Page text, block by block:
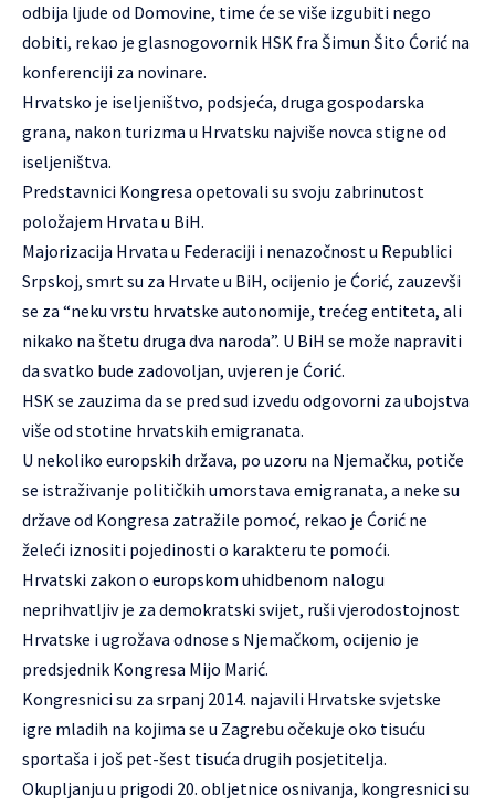
odbija ljude od Domovine, time će se više izgubiti nego
dobiti, rekao je glasnogovornik HSK fra Šimun Šito Ćorić na
konferenciji za novinare.
Hrvatsko je iseljeništvo, podsjeća, druga gospodarska
grana, nakon turizma u Hrvatsku najviše novca stigne od
iseljeništva.
Predstavnici Kongresa opetovali su svoju zabrinutost
položajem Hrvata u BiH.
Majorizacija Hrvata u Federaciji i nenazočnost u Republici
Srpskoj, smrt su za Hrvate u BiH, ocijenio je Ćorić, zauzevši
se za “neku vrstu hrvatske autonomije, trećeg entiteta, ali
nikako na štetu druga dva naroda”. U BiH se može napraviti
da svatko bude zadovoljan, uvjeren je Ćorić.
HSK se zauzima da se pred sud izvedu odgovorni za ubojstva
više od stotine hrvatskih emigranata.
U nekoliko europskih država, po uzoru na Njemačku, potiče
se istraživanje političkih umorstava emigranata, a neke su
države od Kongresa zatražile pomoć, rekao je Ćorić ne
želeći iznositi pojedinosti o karakteru te pomoći.
Hrvatski zakon o europskom uhidbenom nalogu
neprihvatljiv je za demokratski svijet, ruši vjerodostojnost
Hrvatske i ugrožava odnose s Njemačkom, ocijenio je
predsjednik Kongresa Mijo Marić.
Kongresnici su za srpanj 2014. najavili Hrvatske svjetske
igre mladih na kojima se u Zagrebu očekuje oko tisuću
sportaša i još pet-šest tisuća drugih posjetitelja.
Okupljanju u prigodi 20. obljetnice osnivanja, kongresnici su